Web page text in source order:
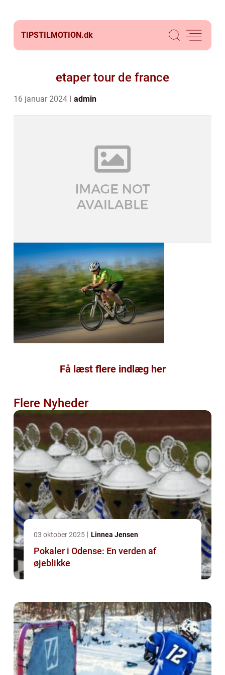
TIPSTILMOTION.dk
etaper tour de france
16 januar 2024 admin
Få læst flere indlæg her
Flere Nyheder
03 oktober 2025 Linnea Jensen
Pokaler i Odense: En verden af
øjeblikke